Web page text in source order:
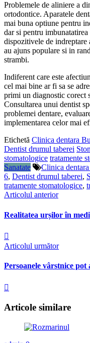
Problemele de aliniere a
ortodontice. Aparatele
mai buna optiune pentru
dar si pentru
dispozitivele de
au ajuns populare si in
strambi.
Indiferent care este
cel mai bine ar fi sa se
primi un diagnostic corect
Consultarea unui dentist
problemei dentare,
implementarea celor mai
Etichetă Clinica dentara
Dentist drumul taberei
stomatologice tratamente
Sanatate
Clinica
6, Dentist drumul taberei,
tratamente stomatologice,
Articolul anterior
Realitatea urșilor în
Articolul următor
Persoanele vârstnice
Articole similare